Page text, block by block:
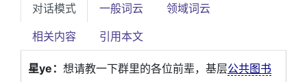
对话模式
一般词云 领域词云
相关内容 引用本文
星ye： 想请教一下群里的各位前辈，基层公共图书